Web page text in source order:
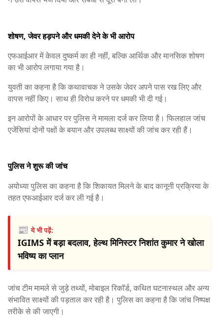
शोषण, जेवर हड़पने और धमकी देने के भी आरोप
एफआईआर में केवल दुष्कर्म का ही नहीं, बल्कि आर्थिक और मानसिक शोषण
का भी आरोप लगाया गया है।
युवती का कहना है कि कथावाचक ने उसके जेवर अपने पास रख लिए और
वापस नहीं किए। साथ ही विरोध करने पर धमकी भी दी गई।
इन आरोपों के आधार पर पुलिस ने मामला दर्ज कर लिया है। फिलहाल जांच
एजेंसियां दोनों पक्षों के बयान और उपलब्ध साक्ष्यों की जांच कर रही हैं।
पुलिस ने शुरू की जांच
अयोध्या पुलिस का कहना है कि शिकायत मिलने के बाद कानूनी प्रक्रिया के
तहत एफआईआर दर्ज कर ली गई है।
📰ये भी पढ़ें:
IGIMS में बड़ा बदलाव, हेल्थ मिनिस्टर निशांत कुमार ने खोला
भविष्य का प्लान
जांच टीम मामले से जुड़े तथ्यों, मोबाइल रिकॉर्ड, कथित घटनास्थल और अन्य
संभावित साक्ष्यों की पड़ताल कर रही है। पुलिस का कहना है कि जांच निष्पक्ष
तरीके से की जाएगी।